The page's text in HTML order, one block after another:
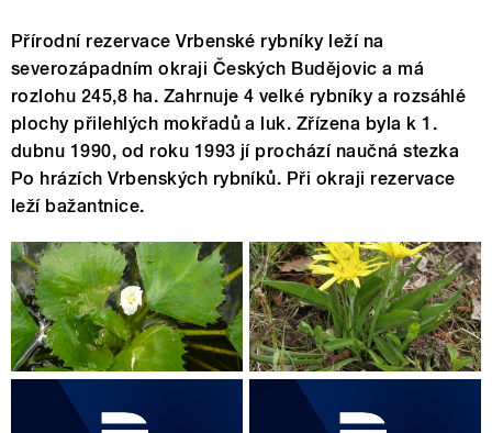
Přírodní rezervace Vrbenské rybníky leží na
severozápadním okraji Českých Budějovic a má
rozlohu 245,8 ha. Zahrnuje 4 velké rybníky a rozsáhlé
plochy přilehlých mokřadů a luk. Zřízena byla k 1.
dubnu 1990, od roku 1993 jí prochází naučná stezka
Po hrázích Vrbenských rybníků. Při okraji rezervace
leží bažantnice.